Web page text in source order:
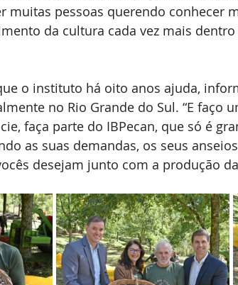
muitas pessoas querendo conhecer
da cultura cada vez mais dentro
o instituto há oito anos ajuda,
no Rio Grande do Sul. “E faço
faça parte do IBPecan, que só é
as suas demandas, os seus
desejam junto com a produção